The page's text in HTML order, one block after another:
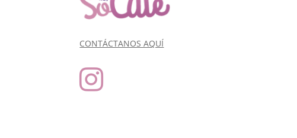
CONTÁCTANOS AQUÍ
